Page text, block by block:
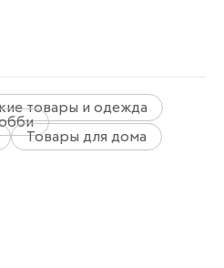
товары и одежда
Товары для дома